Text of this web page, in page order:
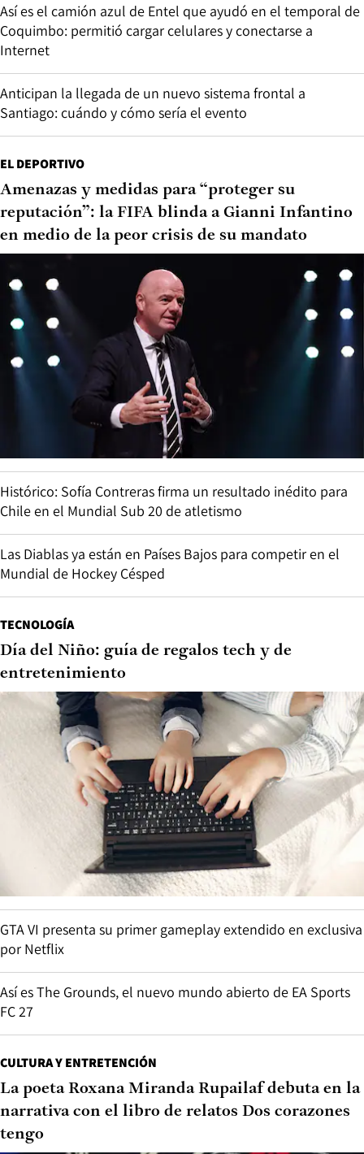
Así es el camión azul de Entel que ayudó en el temporal de
Coquimbo: permitió cargar celulares y conectarse a
Internet
Anticipan la llegada de un nuevo sistema frontal a
Santiago: cuándo y cómo sería el evento
EL DEPORTIVO
Amenazas y medidas para “proteger su
reputación”: la FIFA blinda a Gianni Infantino
en medio de la peor crisis de su mandato
Histórico: Sofía Contreras firma un resultado inédito para
Chile en el Mundial Sub 20 de atletismo
Las Diablas ya están en Países Bajos para competir en el
Mundial de Hockey Césped
TECNOLOGÍA
Día del Niño: guía de regalos tech y de
entretenimiento
GTA VI presenta su primer gameplay extendido en exclusiva
por Netflix
Así es The Grounds, el nuevo mundo abierto de EA Sports
FC 27
CULTURA Y ENTRETENCIÓN
La poeta Roxana Miranda Rupailaf debuta en la
narrativa con el libro de relatos Dos corazones
tengo